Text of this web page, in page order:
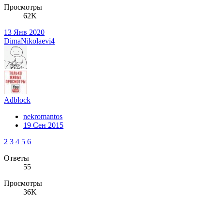
Просмотры
62K
13 Янв 2020
DimaNikolaevi4
Adblock
nekromantos
19 Сен 2015
2 3 4 5 6
Ответы
55
Просмотры
36K